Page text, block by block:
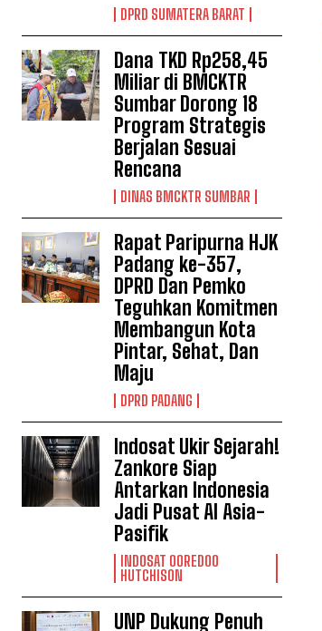
DPRD SUMATERA BARAT
Dana TKD Rp258,45
Miliar di BMCKTR
Sumbar Dorong 18
Program Strategis
Berjalan Sesuai
Rencana
DINAS BMCKTR SUMBAR
Rapat Paripurna HJK
Padang ke-357,
DPRD Dan Pemko
Teguhkan Komitmen
Membangun Kota
Pintar, Sehat, Dan
Maju
DPRD PADANG
Indosat Ukir Sejarah!
Zankore Siap
Antarkan Indonesia
Jadi Pusat AI Asia-
Pasifik
INDOSAT OOREDOO
HUTCHISON
UNP Dukung Penuh